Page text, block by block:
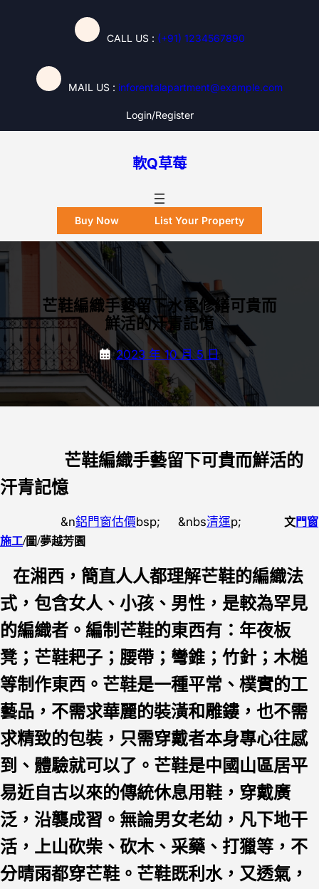
CALL US : (+91) 1234567890
MAIL US : inforentalapartment@example.com
Login/register
軟Q草莓
Buy Now List Your Property
芒鞋編織手藝留下水電修繕可貴而
鮮活的汗青記憶
2023 年 10 月 5 日
芒鞋編織手藝留下可貴而鮮活的
汗青記憶
&n鋁門窗估價bsp; &nbs清運p; 文門窗
施工/圖/夢越芳園
在湘西，簡直人人都理解芒鞋的編織法
式，包含女人、小孩、男性，是較為罕見
的編織者。編制芒鞋的東西有：年夜板
凳；芒鞋耙子；腰帶；彎錐；竹針；木槌
等制作東西。芒鞋是一種平常、樸實的工
藝品，不需求華麗的裝潢和雕鏤，也不需
求精致的包裝，只需穿戴者本身專心往感
到、體驗就可以了。芒鞋是中國山區居平
易近自古以來的傳統休息用鞋，穿戴廣
泛，沿襲成習。無論男女老幼，凡下地干
活，上山砍柴、砍木、采藥、打獵等，不
分晴雨都穿芒鞋。芒鞋既利水，又透氣，